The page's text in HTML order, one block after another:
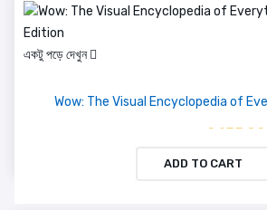
একটু পড়ে দেখুন
Wow: The Visual Encyclopedia of
৳ 2455.92
ADD TO CART